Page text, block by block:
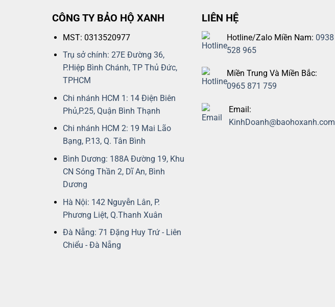
CÔNG TY BẢO HỘ XANH
MST: 0313520977
Trụ sở chính: 27E Đường 36,
P.Hiệp Bình Chánh, TP Thủ Đức,
TPHCM
Chi nhánh HCM 1: 14 Điện Biên
Phủ,P.25, Quận Bình Thạnh
Chi nhánh HCM 2: 19 Mai Lão
Bạng, P.13, Q. Tân Bình
Bình Dương: 188A Đường 19, Khu
CN Sóng Thần 2, Dĩ An, Bình
Dương
Hà Nội: 142 Nguyễn Lân, P.
Phương Liệt, Q.Thanh Xuân
Đà Nẵng: 71 Đặng Huy Trứ - Liên
Chiểu - Đà Nẵng
LIÊN HỆ
Hotline/Zalo Miền Nam: 0938
528 965
Miền Trung Và Miền Bắc:
0965 871 759
Email:
KinhDoanh@baohoxanh.com